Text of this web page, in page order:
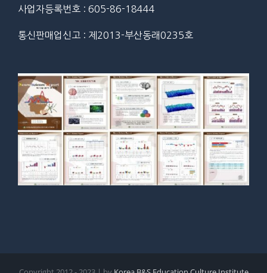
사업자등록번호 : 605-86-18444
통신판매업신고 : 제2013-부산동래0235호